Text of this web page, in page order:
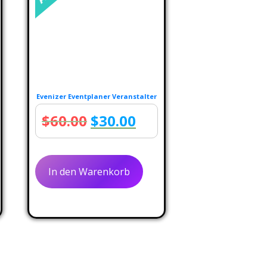
Evenizer Eventplaner Veranstalter
$60.00 Ursprünglicher
Preis
war:
$60.00
$30.00
Preis
ist:
$30.00.
In den Warenkorb